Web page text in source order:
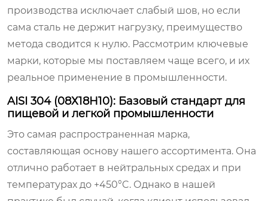
производства исключает слабый шов, но если
сама сталь не держит нагрузку, преимущество
метода сводится к нулю. Рассмотрим ключевые
марки, которые мы поставляем чаще всего, и их
реальное применение в промышленности.
AISI 304 (08Х18Н10): Базовый стандарт для
пищевой и легкой промышленности
Это самая распространенная марка,
составляющая основу нашего ассортимента. Она
отлично работает в нейтральных средах и при
температурах до +450°C. Однако в нашей